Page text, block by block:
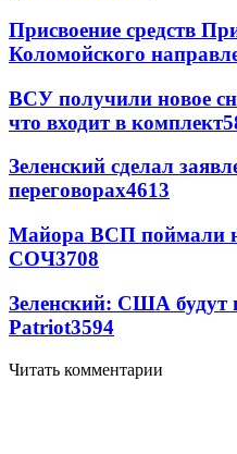
Присвоение средств
Коломойского
ВСУ получили новое
что входит в комплект
Зеленский сделал
переговорах4613
Майора ВСП поймали
СОЧ3708
Зеленский: США будут
Patriot3594
Читать комментарии